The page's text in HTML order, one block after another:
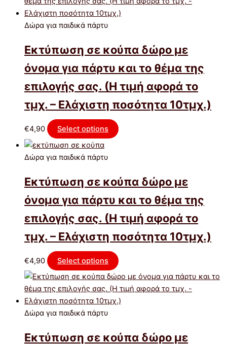
Δώρα για παιδικά πάρτυ
Εκτύπωση σε κούπα δώρο με
όνομα για πάρτυ και το θέμα της
επιλογής σας. (Η τιμή αφορά το
τμχ. – Ελάχιστη ποσότητα 10τμχ.)
€4,90 Select options
Δώρα για παιδικά πάρτυ
Εκτύπωση σε κούπα δώρο με
όνομα για πάρτυ και το θέμα της
επιλογής σας. (Η τιμή αφορά το
τμχ. – Ελάχιστη ποσότητα 10τμχ.)
€4,90 Select options
Δώρα για παιδικά πάρτυ
Εκτύπωση σε κούπα δώρο με